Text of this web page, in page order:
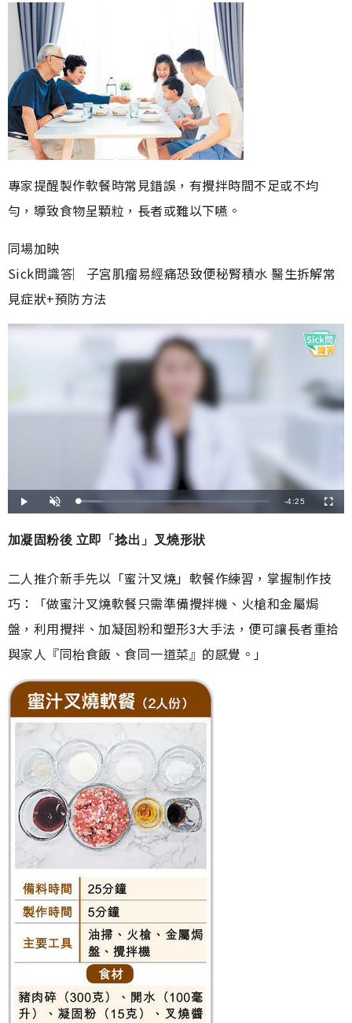
專家提醒製作軟餐時常見錯誤，有攪拌時間不足或不均
勻，導致食物呈顆粒，長者或難以下嚥。
同場加映
Sick問識答︳子宮肌瘤易經痛恐致便秘腎積水 醫生拆解常
見症狀+預防方法
播
放
開
啟
載
入
:
1
3
%
剩
間
-4:25
全
螢
加凝固粉後 立即「捻出」叉燒形狀
二人推介新手先以「蜜汁叉燒」軟餐作練習，掌握制作技
巧：「做蜜汁叉燒軟餐只需準備攪拌機、火槍和金屬焗
盤，利用攪拌、加凝固粉和塑形3大手法，便可讓長者重拾
與家人『同枱食飯、食同一道菜』的感覺。」